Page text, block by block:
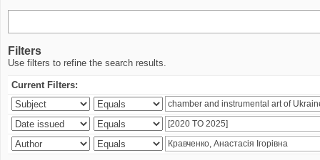
Filters
Use filters to refine the search results.
Current Filters: